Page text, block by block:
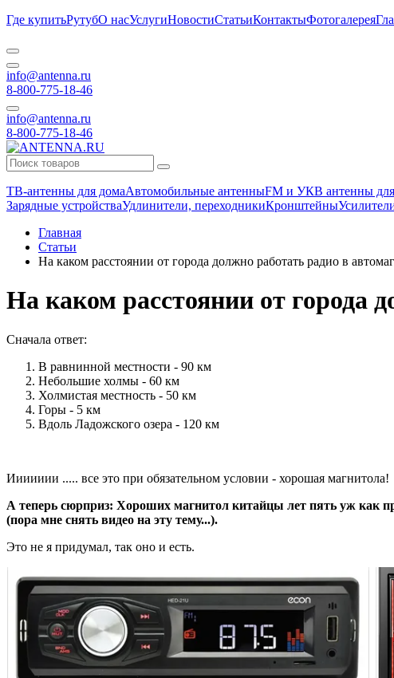
Где купитьРутубО насУслугиНовостиСтатьиКонтактыФотогалерея
info@antenna.ru
8-800-775-18-46
info@antenna.ru
8-800-775-18-46
ТВ-антенны для домаАвтомобильные антенныFM и УКВ антенны
Зарядные устройстваУдлинители, переходникиКронштейны
Главная
Статьи
На каком расстоянии от города должно работать радио в
На каком расстоянии от города
Сначала ответ:
В равнинной местности - 90 км
Небольшие холмы - 60 км
Холмистая местность - 50 км
Горы - 5 км
Вдоль Ладожского озера - 120 км
Иииииии ..... все это при обязательном условии - хорошая магнитола!
А теперь сюрприз: Хороших магнитол китайцы лет пять уж
(пора мне снять видео на эту тему...).
Это не я придумал, так оно и есть.